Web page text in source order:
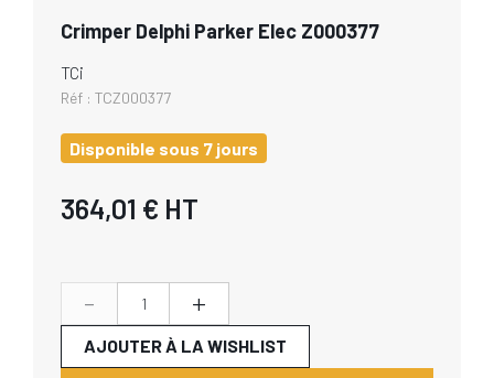
Crimper Delphi Parker Elec Z000377
TCi
Réf : TCZ000377
Disponible sous 7 jours
364,01 € HT
- +
AJOUTER À LA WISHLIST